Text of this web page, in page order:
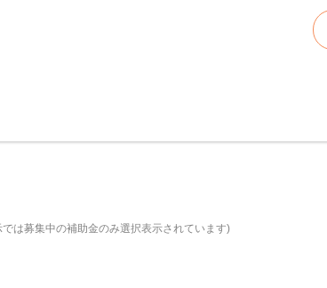
は募集中の補助金のみ選択表示されています)